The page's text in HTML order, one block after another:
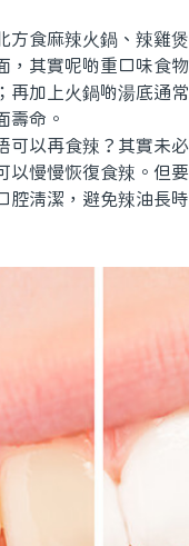
食麻辣火鍋、辣雞煲
，其實呢啲重口味食
再加上火鍋啲湯底通
壽命。
以再食辣？其實未必
以慢慢恢復食辣。但
腔清潔，避免辣油長